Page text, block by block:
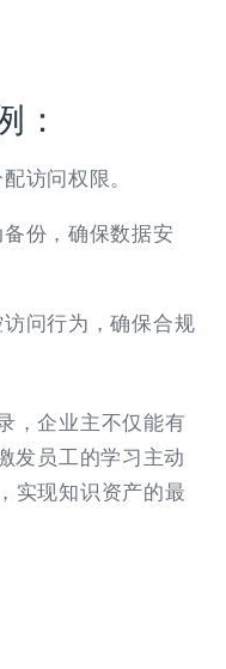
：
访问权限。
备份，确保数据安
访问行为，确保合规
，企业主不仅能有
发员工的学习主动
实现知识资产的最